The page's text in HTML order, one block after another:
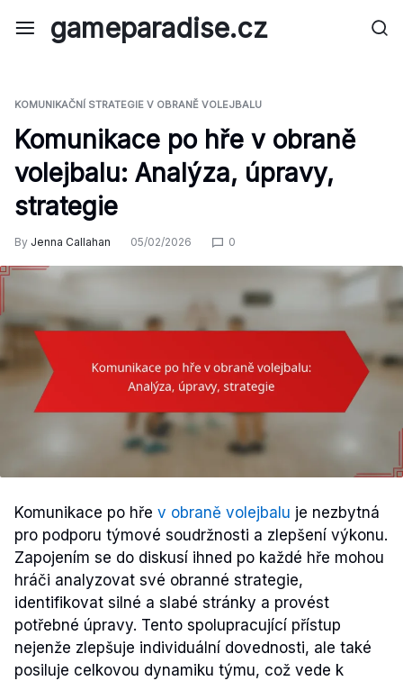
gameparadise.cz
KOMUNIKAČNÍ STRATEGIE V OBRANĚ VOLEJBALU
Komunikace po hře v obraně
volejbalu: Analýza, úpravy,
strategie
By Jenna Callahan 05/02/2026 0
Komunikace po hře v obraně volejbalu je nezbytná
pro podporu týmové soudržnosti a zlepšení výkonu.
Zapojením se do diskusí ihned po každé hře mohou
hráči analyzovat své obranné strategie,
identifikovat silné a slabé stránky a provést
potřebné úpravy. Tento spolupracující přístup
nejenže zlepšuje individuální dovednosti, ale také
posiluje celkovou dynamiku týmu, což vede k